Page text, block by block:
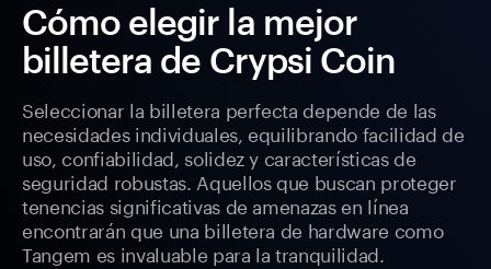
Cómo elegir la mejor
billetera de Crypsi Coin
Seleccionar la billetera perfecta depende de las
necesidades individuales, equilibrando facilidad de
uso, confiabilidad, solidez y características de
seguridad robustas. Aquellos que buscan proteger
tenencias significativas de amenazas en línea
encontrarán que una billetera de hardware como
Tangem es invaluable para la tranquilidad.